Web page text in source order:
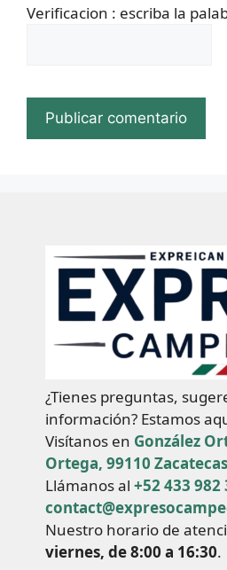
Verificacion : escriba la
¿Tienes preguntas,
información? Estamos
Visítanos en González
Ortega, 99110
Llámanos al +52 433 982
Nuestro horario de
viernes, de 8:00 a 16:30.